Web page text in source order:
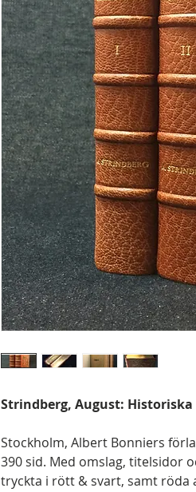
Strindberg, August:
Stockholm, Albert Bonniers
390 sid. Med omslag, titelsidor
tryckta i rött & svart, samt röda